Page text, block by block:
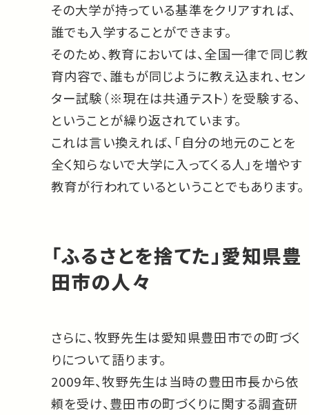
その大学が持っている基準をクリアすれば、
誰でも入学することができます。
そのため、教育においては、全国一律で同じ教
育内容で、誰もが同じように教え込まれ、セン
ター試験（※現在は共通テスト）を受験する、
ということが繰り返されています。
これは言い換えれば、「自分の地元のことを
全く知らないで大学に入ってくる人」を増やす
教育が行われているということでもあります。
「ふるさとを捨てた」愛知県豊
田市の人々
さらに、牧野先生は愛知県豊田市での町づく
りについて語ります。
2009年、牧野先生は当時の豊田市長から依
頼を受け、豊田市の町づくりに関する調査研